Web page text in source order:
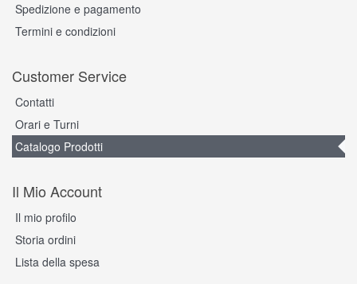
Spedizione e pagamento
Termini e condizioni
Customer Service
Contatti
Orari e Turni
Catalogo Prodotti
Il Mio Account
Il mio profilo
Storia ordini
Lista della spesa